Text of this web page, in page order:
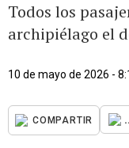
Todos los
archipiélago el
10 de mayo de 2026 -
COMPARTIR